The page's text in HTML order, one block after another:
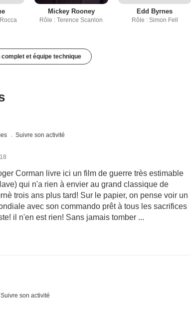
Mickey Rooney
Rôle : Terence Scanlon
Edd Byrnes
Rôle : Simon Fell
et équipe technique
Suivre son activité
Corman livre ici un film de guerre très estimable
qui n'a rien à envier au grand classique de
trois ans plus tard! Sur le papier, on pense voir un
avec son commando prêt à tous les sacrifices
il n'en est rien! Sans jamais tomber ...
Suivre son activité